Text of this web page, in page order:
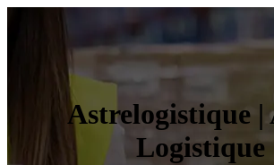
Astrelogisti­que |
Logistique